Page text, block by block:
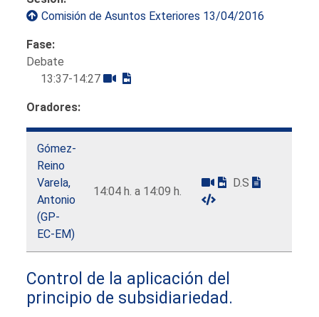
Comisión de Asuntos Exteriores 13/04/2016
Fase:
Debate
13:37-14:27
Oradores:
Gómez-
Reino
Varela,
Antonio
(GP-
EC-EM)
14:04 h. a 14:09 h.
D.S
Control de la aplicación del
principio de subsidiariedad.